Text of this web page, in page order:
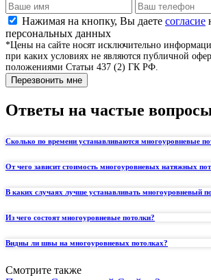
Нажимая на кнопку, Вы даете согласие
персональных данных
*Цены на сайте носят исключительно
при каких условиях не являются публичной
положениями Статьи 437 (2) ГК РФ.
Перезвонить мне
Ответы на частые
Сколько по времени устанавливаются многоуровневые
От чего зависит стоимость многоуровневых натяжных
В каких случаях лучше устанавливать многоуровневый
Из чего состоят многоуровневые потолки?
Видны ли швы на многоуровневых потолках?
Смотрите также